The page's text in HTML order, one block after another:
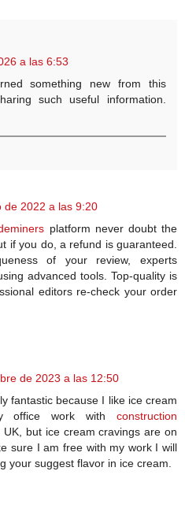
a las 6:53
something new from this
such useful information.
de 2022 a las 9:20
platform never doubt the
if you do, a refund is guaranteed.
of your review, experts
advanced tools. Top-quality is
editors re-check your order
de 2023 a las 12:50
fantastic because I like ice cream
office work with construction
but ice cream cravings are on
sure I am free with my work I will
your suggest flavor in ice cream.